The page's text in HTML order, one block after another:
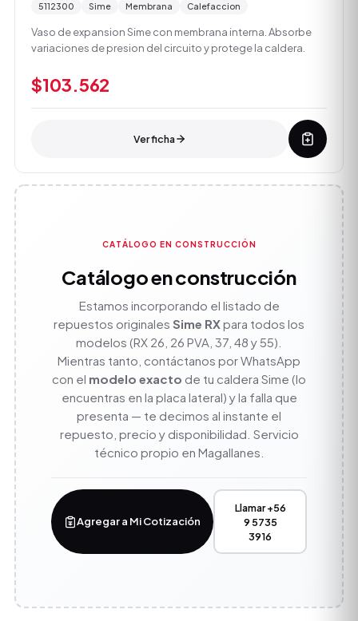
5112300 Sime Membrana Calefaccion
Vaso de expansion Sime con membrana interna. Absorbe
variaciones de presion del circuito y protege la caldera.
$103.562
Ver ficha
CATÁLOGO EN CONSTRUCCIÓN
Catálogo en construcción
Estamos incorporando el listado de
repuestos originales Sime RXpara todos los
modelos (RX 26, 26 PVA, 37, 48 y 55).
Mientras tanto, contáctanos por WhatsApp
con el modelo exacto de tu caldera Sime (lo
encuentras en la placa lateral) y la falla que
presenta — te decimos al instante el
repuesto, precio y disponibilidad. Servicio
técnico propio en Magallanes.
Agregar a Mi Cotización
Llamar +56
9 5735
3916